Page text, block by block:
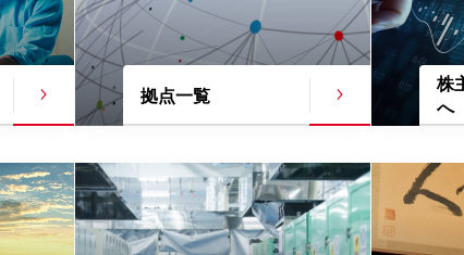
拠点一覧 株
へ